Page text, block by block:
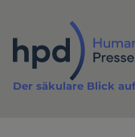
Inhalt
Der säkulare Blick